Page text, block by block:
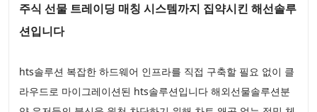
주식 선물 트레이딩 매칭 시스템까지 집약시킨 해선솔루
션입니다
hts솔루션 복잡한 하드웨어 인프라를 직접 구축할 필요 없이 클
라우드로 마이그레이션된 hts솔루션입니다 해외선물솔루션분